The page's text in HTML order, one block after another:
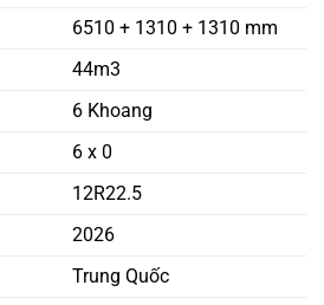
6510 + 1310 + 1310 mm
44m3
6 Khoang
6 x 0
12R22.5
2026
Trung Quốc